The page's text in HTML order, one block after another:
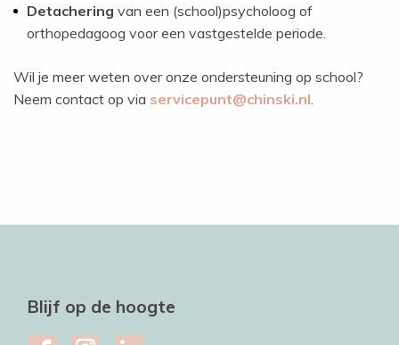
Detachering van een (school)psycholoog of
orthopedagoog voor een vastgestelde periode.
Wil je meer weten over onze ondersteuning op school?
Neem contact op via servicepunt@chinski.nl
Blijf op de hoogte